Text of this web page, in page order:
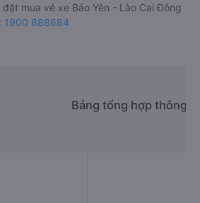
đặt mua vé xe Bảo Yên - Lào Cai Đông
1900 888684
Bảng tổng hợp thông